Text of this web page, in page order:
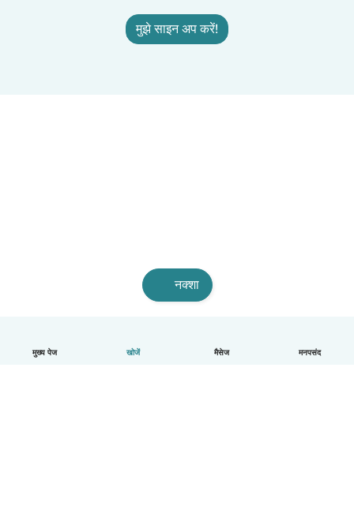
मुख्य पेज खोजें मैसेज मनपसंद
मुझे साइन अप करें!
नक्शा